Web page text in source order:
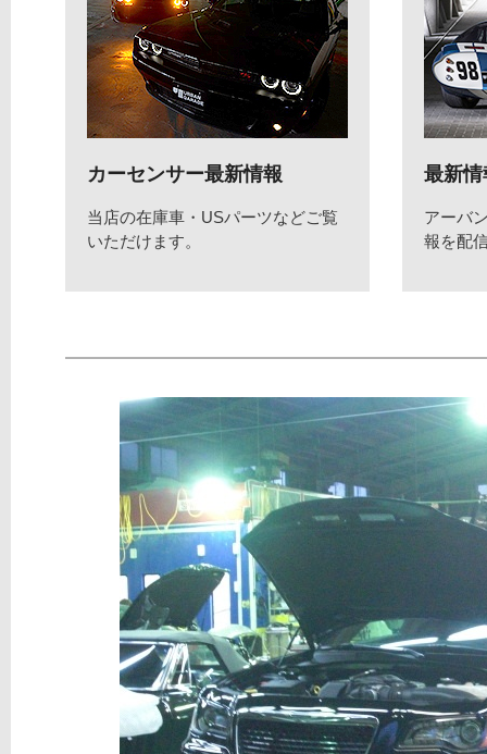
カーセンサー最新情報
当店の在庫車・USパーツなどご覧
いただけます。
最新情
アーバ
報を配